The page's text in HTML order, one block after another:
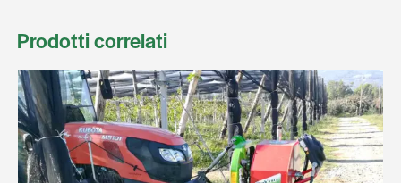
Prodotti correlati